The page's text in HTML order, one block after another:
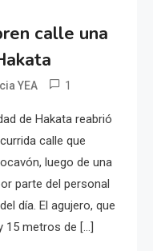
calle una
YEA 1
de Hakata reabrió
calle que
luego de una
parte del personal
día. El agujero, que
15 metros de […]